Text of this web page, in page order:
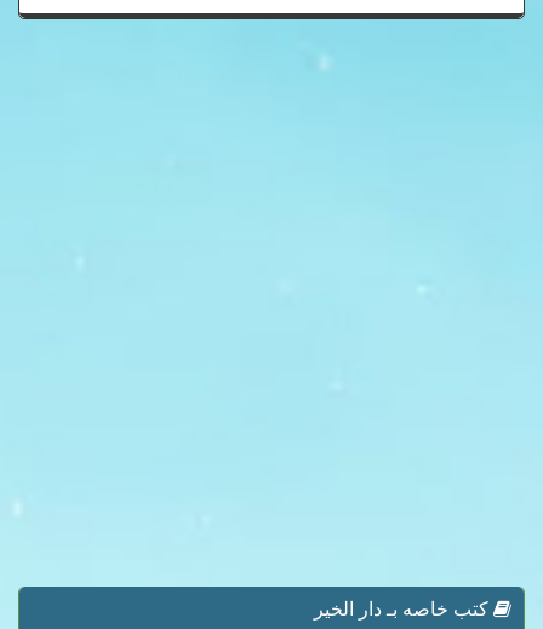
كتب خاصه بـ دار الخير